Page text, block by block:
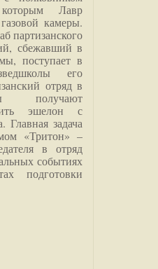
Лавр
камеры.
партизанского
сбежавший в
поступает в
его
отряд в
получают
эшелон с
Главная задача
«Тритон» –
в отряд
событиях
подготовки